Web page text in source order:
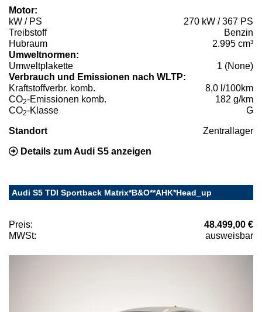
Motor:
kW / PS
270 kW / 367 PS
Treibstoff
Benzin
Hubraum
2.995 cm³
Umweltnormen:
Umweltplakette
1 (None)
Verbrauch und Emissionen nach WLTP:
Kraftstoffverbr. komb.
8,0 l/100km
CO2-Emissionen komb.
182 g/km
CO2-Klasse G
Standort Zentrallager
Details zum Audi S5 anzeigen
Audi S5 TDI Sportback Matrix*B&O**AHK*Head_up
Preis:
48.499,00 €
MWSt:
ausweisbar